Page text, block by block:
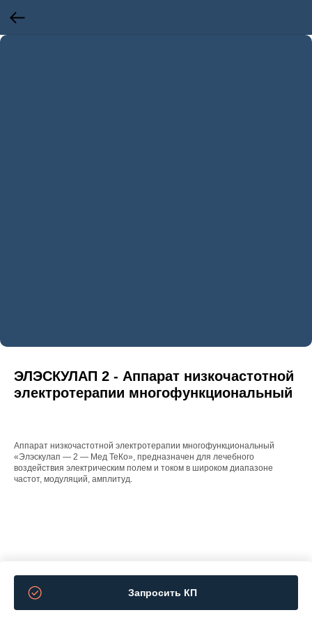
ЭЛЭСКУЛАП 2 - Аппарат низкочастотной
электротерапии многофункциональный
Запросить КП
Аппарат низкочастотной электротерапии многофункциональный
«Элэскулап — 2 — Мед ТеКо», предназначен для лечебного
воздействия электрическим полем и током в широком диапазоне
частот, модуляций, амплитуд.